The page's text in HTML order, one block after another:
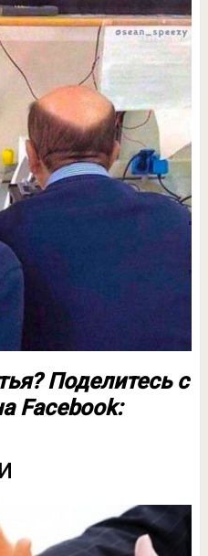
Поделитесь с
Facebook: